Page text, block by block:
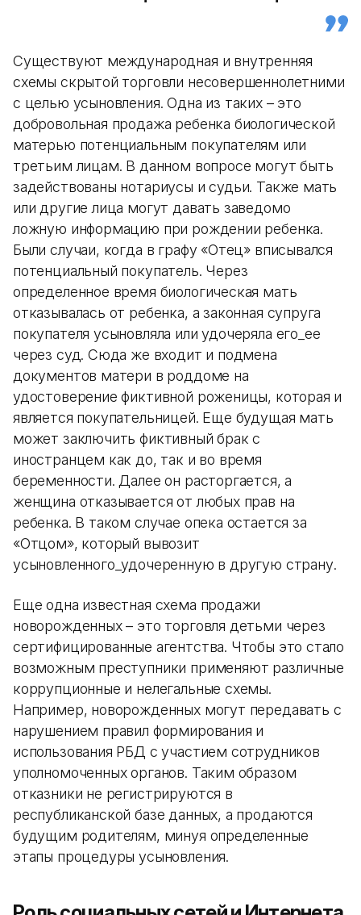
Существуют международная и внутренняя
схемы скрытой торговли несовершеннолетними
с целью усыновления. Одна из таких – это
добровольная продажа ребенка биологической
матерью потенциальным покупателям или
третьим лицам. В данном вопросе могут быть
задействованы нотариусы и судьи. Также мать
или другие лица могут давать заведомо
ложную информацию при рождении ребенка.
Были случаи, когда в графу «Отец» вписывался
потенциальный покупатель. Через
определенное время биологическая мать
отказывалась от ребенка, а законная супруга
покупателя усыновляла или удочеряла его_ее
через суд. Сюда же входит и подмена
документов матери в роддоме на
удостоверение фиктивной роженицы, которая и
является покупательницей. Еще будущая мать
может заключить фиктивный брак с
иностранцем как до, так и во время
беременности. Далее он расторгается, а
женщина отказывается от любых прав на
ребенка. В таком случае опека остается за
«Отцом», который вывозит
усыновленного_удочеренную в другую страну.
Еще одна известная схема продажи
новорожденных – это торговля детьми через
сертифицированные агентства. Чтобы это стало
возможным преступники применяют различные
коррупционные и нелегальные схемы.
Например, новорожденных могут передавать с
нарушением правил формирования и
использования РБД с участием сотрудников
уполномоченных органов. Таким образом
отказники не регистрируются в
республиканской базе данных, а продаются
будущим родителям, минуя определенные
этапы процедуры усыновления.